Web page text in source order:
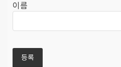
이름